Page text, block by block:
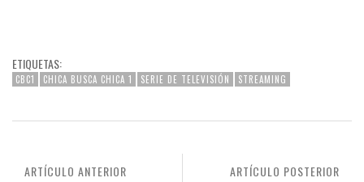
ETIQUETAS:
CBC1 CHICA BUSCA CHICA 1 SERIE DE TELEVISIÓN STREAMING
ARTÍCULO POSTERIOR
ARTÍCULO ANTERIOR